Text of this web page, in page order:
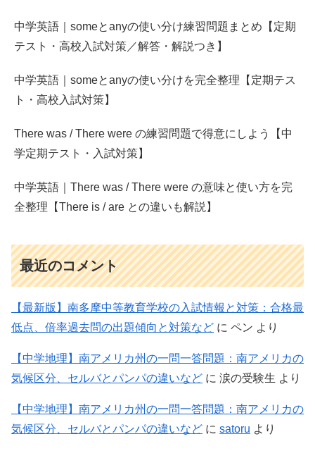
中学英語｜someとanyの使い分け練習問題まとめ【定期
テスト・高校入試対策／解答・解説つき】
中学英語｜someとanyの使い分けを完全整理【定期テス
ト・高校入試対策】
There was / There were の練習問題で得意にしよう【中
学定期テスト・入試対策】
中学英語｜There was / There were の意味と使い方を完
全整理【There is / are との違いも解説】
最近のコメント
【最新版】南多摩中等教育学校の入試情報と対策：合格最
低点、倍率過去問の出題傾向と対策など に ペン より
【中学地理】南アメリカ州の一問一答問題：南アメリカの
気候区分、セルバとパンパの違いなど に 涙の受験生 より
【中学地理】南アメリカ州の一問一答問題：南アメリカの
気候区分、セルバとパンパの違いなど に satoru より